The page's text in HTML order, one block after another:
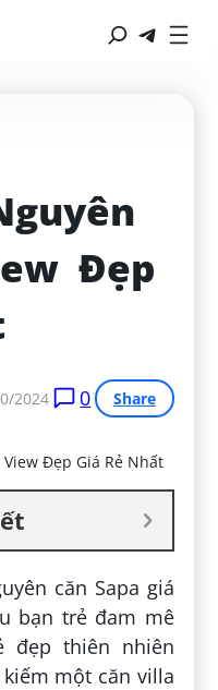
Đẹp
2024 0 Share
căn Sapa giá
bạn trẻ đam mê
đẹp thiên nhiên
một căn villa